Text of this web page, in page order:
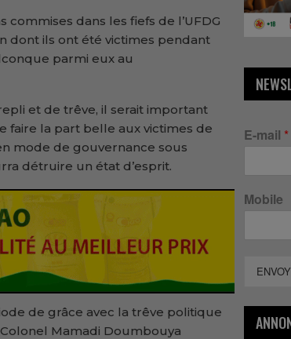
dans les fiefs de l’UFDG
dont ils ont été victimes pendant
parmi eux au
et de trêve, il serait important
faire la part belle aux victimes de
mode de gouvernance sous
détruire un état d’esprit.
de grâce avec la trêve politique
Mamadi Doumbouya
E-mail *
Mobile